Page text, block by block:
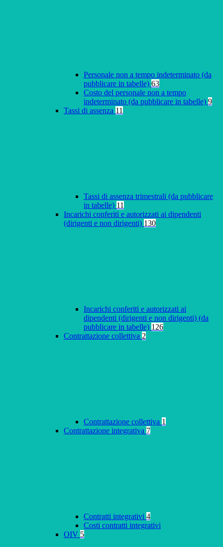
Personale non a tempo indeterminato (da
pubblicare in tabelle) 63
Costo del personale non a tempo
indeterminato (da pubblicare in tabelle) 9
Tassi di assenza 11
Tassi di assenza trimestrali (da pubblicare
in tabelle) 11
Incarichi conferiti e autorizzati ai dipendenti
(dirigenti e non dirigenti) 130
Incarichi conferiti e autorizzati ai
dipendenti (dirigenti e non dirigenti) (da
pubblicare in tabelle) 126
Contrattazione collettiva 2
Contrattazione collettiva 1
Contrattazione integrativa 7
Contratti integrativi 4
Costi contratti integrativi
OIV 5